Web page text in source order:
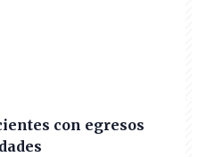
con egresos